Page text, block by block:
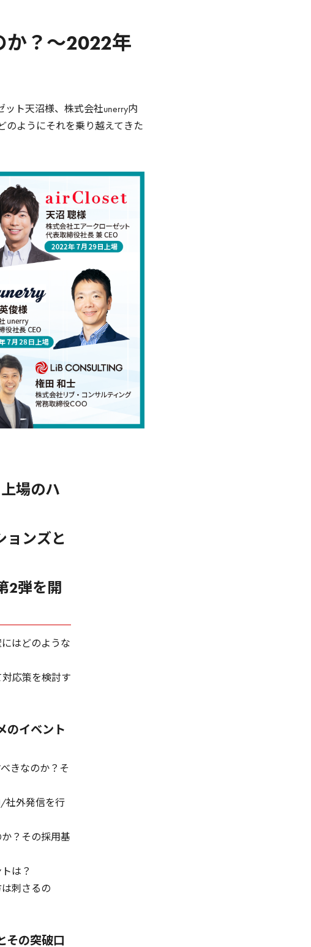
か？～2022年
ト天沼様、株式会社unerry内
のようにそれを乗り越えてきた
場のハ
ョンズと
2弾を開
はどのような
応策を検討す
のイベント
きなのか？そ
社外発信を行
？その採用基
は？
刺さるの
その突破口